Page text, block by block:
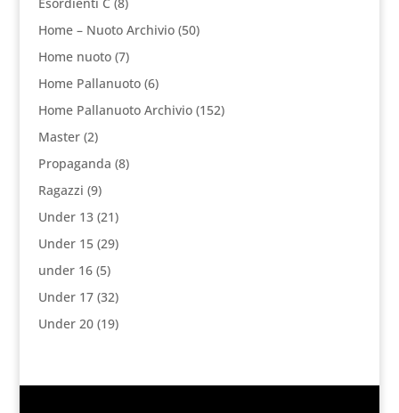
Home – Nuoto Archivio(50)
Home nuoto(7)
Home Pallanuoto(6)
Home Pallanuoto Archivio(152)
Master(2)
Propaganda (8)
Ragazzi (9)
Under 13(21)
Under 15(29)
under 16(5)
Under 17(32)
Under 20(19)